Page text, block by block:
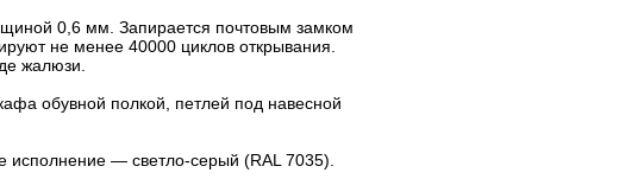
0,6 мм. Запирается почтовым замком
не менее 40000 циклов открывания.
жалюзи.
обувной полкой, петлей под навесной
исполнение — светло-серый (RAL 7035).